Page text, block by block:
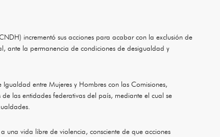
incrementó sus acciones para acabar con la exclusión de
ante la permanencia de condiciones de desigualdad y
entre Mujeres y Hombres con las Comisiones,
las entidades federativas del país, mediante el cual se
una vida libre de violencia, consciente de que acciones